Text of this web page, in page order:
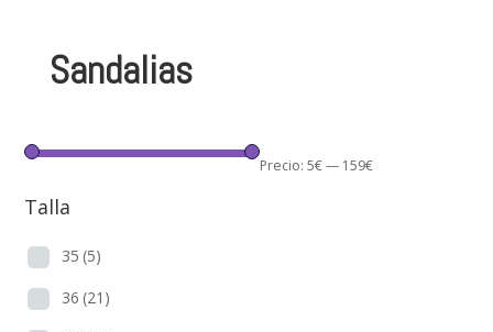
Sandalias
Precio:5€— 159€
Talla
35 (5)
36 (21)